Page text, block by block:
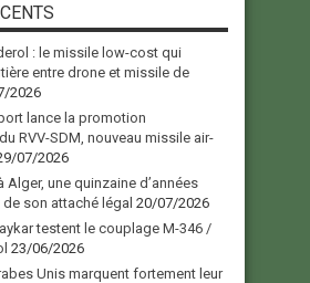
: le missile low-cost qui
entre drone et missile de
2026
lance la promotion
RVV-SDM, nouveau missile air-
07/2026
Alger, une quinzaine d’années
de son attaché légal 20/07/2026
testent le couplage M-346 /
23/06/2026
Unis marquent fortement leur